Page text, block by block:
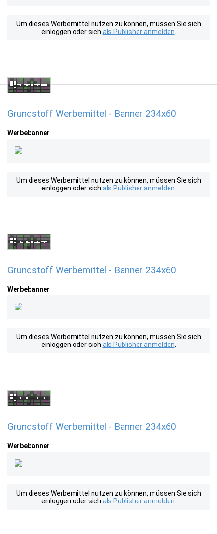
Um dieses Werbemittel nutzen zu können, müssen Sie sich
einloggen oder sich als Publisher anmelden
Grundstoff Werbemittel - Banner 234x60
Werbebanner
Um dieses Werbemittel nutzen zu können, müssen Sie sich
einloggen oder sich als Publisher anmelden
Grundstoff Werbemittel - Banner 234x60
Werbebanner
Um dieses Werbemittel nutzen zu können, müssen Sie sich
einloggen oder sich als Publisher anmelden
Grundstoff Werbemittel - Banner 234x60
Werbebanner
Um dieses Werbemittel nutzen zu können, müssen Sie sich
einloggen oder sich als Publisher anmelden